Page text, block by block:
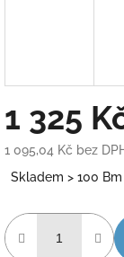
1 325
1 095,04 Kč bez
cena:
Skladem > 100 Bm